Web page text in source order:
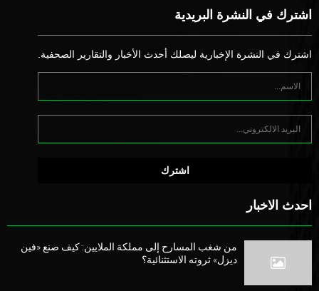
اشترك في النشرة البريدية
اشترك في النشرة الإخبارية ليصلك أحدث الأخبار والتقارير الصحفية.
احدث الاخبار
من شغب المسارح إلى مملكة الملايين: كيف صنع «فين
ديزل» ثروته الاستثنائية؟